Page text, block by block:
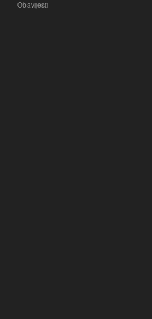
Obavijesti